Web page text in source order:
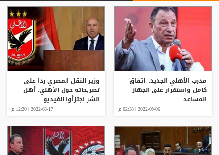
مدرب الأهلي الجديد.. اتفاق
كامل واستقرار على الجهاز
المساعد
2022-09-06 | 02:38 م
وزير النقل المصري ردا على
تصريحاته حول الأهلي: أهل
الشر اجتزأوا الفيديو
2022-08-17 | 12:20 م